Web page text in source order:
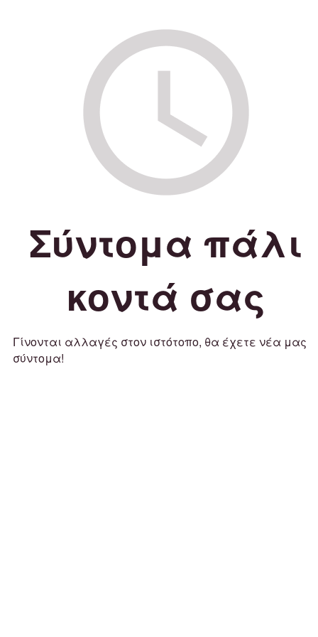
Σύντομα πάλι
κοντά σας
Γίνονται αλλαγές στον ιστότοπο, θα έχετε νέα μας
σύντομα!